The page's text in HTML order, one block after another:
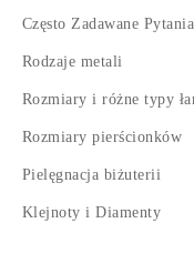
Często Zadawane Pytania
Rodzaje metali
Rozmiary i różne typy
Rozmiary pierścionków
Pielęgnacja biżuterii
Klejnoty i Diamenty